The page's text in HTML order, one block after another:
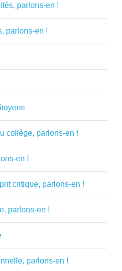
parlons-en !
parlons-en !
collège, parlons-en !
en !
critique, parlons-en !
parlons-en !
parlons-en !